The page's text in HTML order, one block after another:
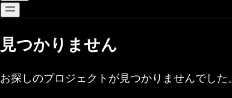
見つかりません
お探しのプロジェクトが見つかりませんでした。